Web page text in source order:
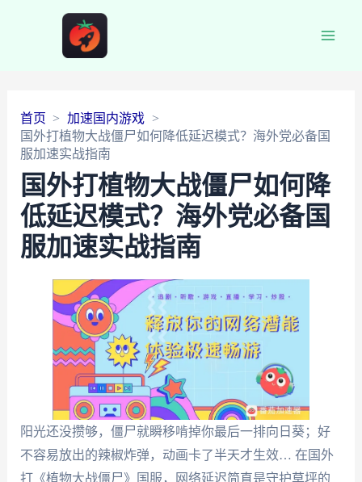
首页
加速国内游戏
国外打植物大战僵尸如何降低延迟模式？海外党必备国
服加速实战指南
国外打植物大战僵尸如何降
低延迟模式？海外党必备国
服加速实战指南
阳光还没攒够，僵尸就瞬移啃掉你最后一排向日葵；好
不容易放出的辣椒炸弹，动画卡了半天才生效… 在国外
打《植物大战僵尸》国服，网络延迟简直是守护草坪的